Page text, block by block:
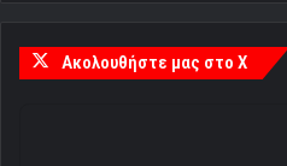
Ακολουθήστε μας στο X